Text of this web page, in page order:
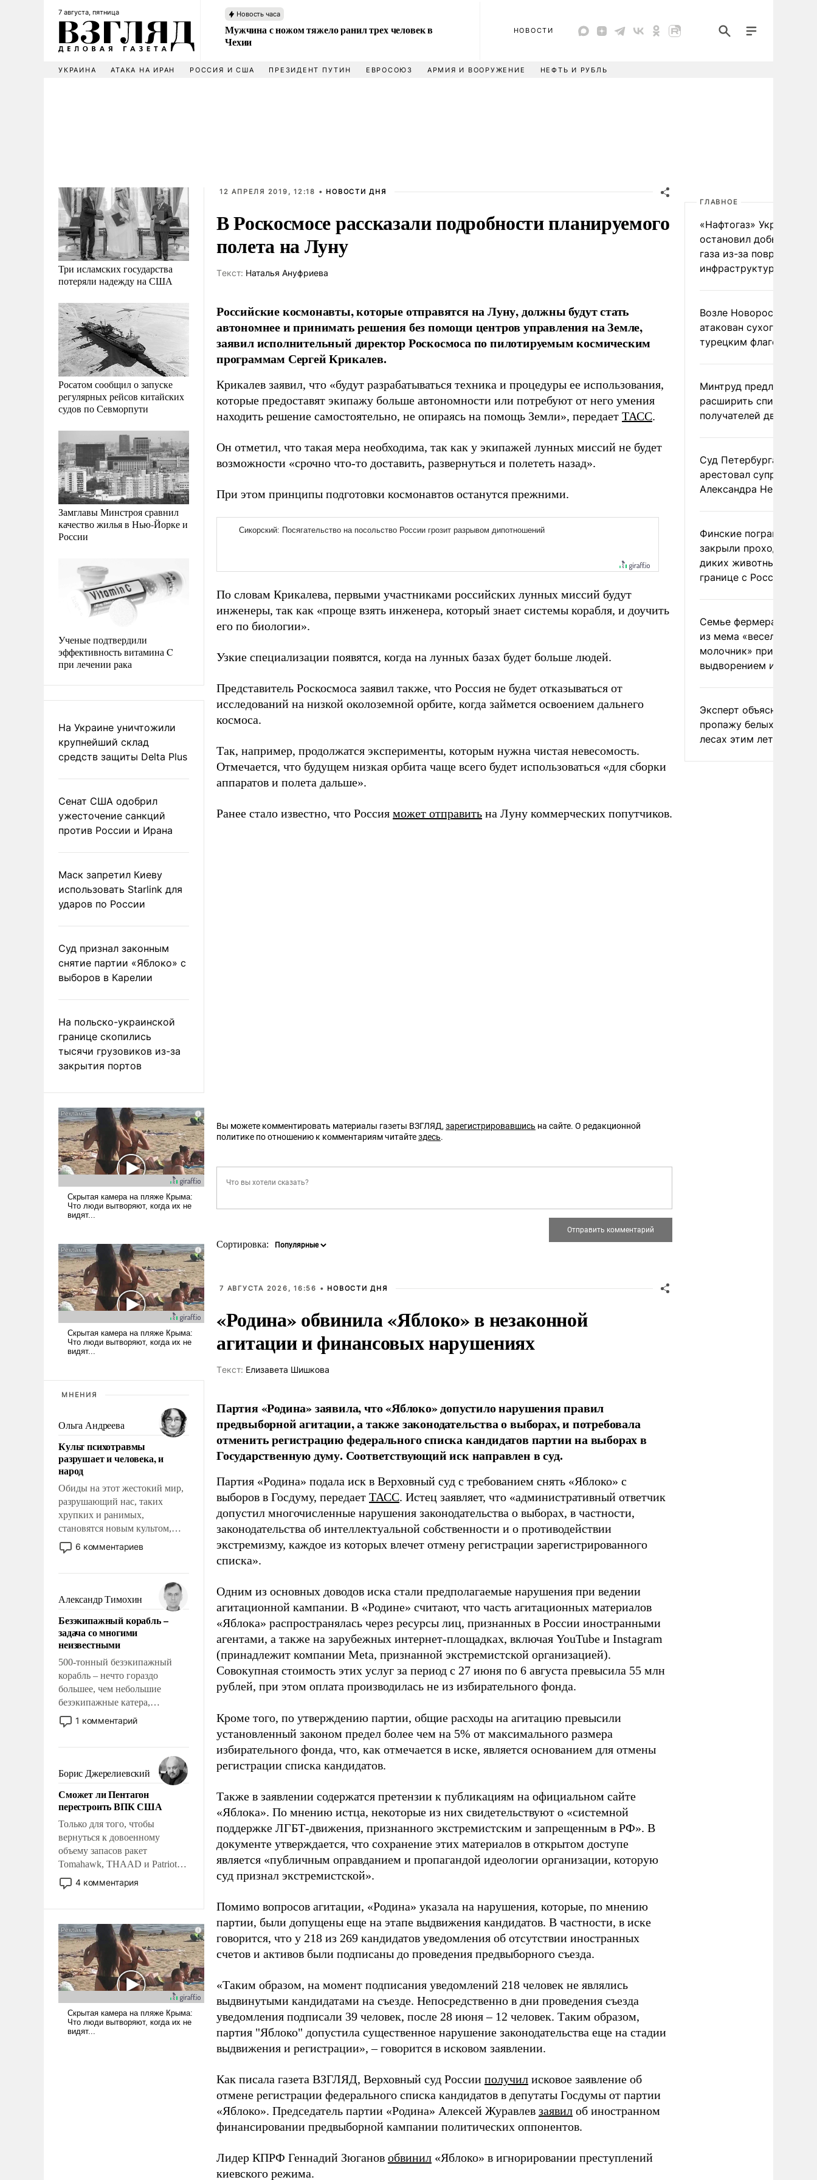
7 августа, пятница Новость часа
Мужчина с ножом тяжело ранил трех человек в
Чехии
НОВОСТИ
УКРАИНА АТАКА НА ИРАН РОССИЯ И США ПРЕЗИДЕНТ ПУТИН ЕВРОСОЮЗ АРМИЯ И ВООРУЖЕНИЕ НЕФТЬ И РУБЛЬ
Три исламских государства
потеряли надежду на США
Росатом сообщил о запуске
регулярных рейсов китайских
судов по Севморпути
Замглавы Минстроя сравнил
качество жилья в Нью-Йорке и
России
Ученые подтвердили
эффективность витамина C
при лечении рака
На Украине уничтожили
крупнейший склад
средств защиты Delta Plus
Сенат США одобрил
ужесточение санкций
против России и Ирана
Маск запретил Киеву
использовать Starlink для
ударов по России
Суд признал законным
снятие партии «Яблоко» с
выборов в Карелии
На польско-украинской
границе скопились
тысячи грузовиков из-за
закрытия портов
МНЕНИЯ
Ольга Андреева
Культ психотравмы
разрушает и человека, и
народ
Обиды на этот жестокий мир,
разрушающий нас, таких
хрупких и ранимых,
становятся новым культом,
постепенно вытесняя и
отменяя традиционное
мужественным и твердым под
ударами судьбы, брать на себя
ответственность, помогать
слабым, идти вперед и
адаптироваться.
6 комментариев
Александр Тимохин
Безэкипажный корабль –
задача со многими
неизвестными
500-тонный безэкипажный
корабль – нечто гораздо
большее, чем небольшие
безэкипажные катера,
применение которых уже
стало обыденностью. Задача по
сложна и амбициозна. Однако
и ее реализация радикально
поднимет наши боевые
возможности.
1 комментарий
Борис Джерелиевский
Сможет ли Пентагон
перестроить ВПК США
Только для того, чтобы
вернуться к довоенному
объему запасов ракет
Tomahawk, THAAD и Patriot
США потребуется более трех
лет. Даже небольшая война с
Сложившаяся ситуация
означает многолетний период
уязвимости США, например,
перед Китаем.
4 комментария
12 АПРЕЛЯ 2019, 12:18 • НОВОСТИ ДНЯ
В Роскосмосе рассказали подробности планируемого
полета на Луну
Tекст: Наталья Ануфриева
Российские космонавты, которые отправятся на Луну, должны будут стать
автономнее и принимать решения без помощи центров управления на Земле,
заявил исполнительный директор Роскосмоса по пилотируемым космическим
программам Сергей Крикалев.
Крикалев заявил, что «будут разрабатываться техника и процедуры ее использования,
которые предоставят экипажу больше автономности или потребуют от него умения
находить решение самостоятельно, не опираясь на помощь Земли», передает ТАСС.
Он отметил, что такая мера необходима, так как у экипажей лунных миссий не будет
возможности «срочно что-то доставить, развернуться и полететь назад».
При этом принципы подготовки космонавтов останутся прежними.
По словам Крикалева, первыми участниками российских лунных миссий будут
инженеры, так как «проще взять инженера, который знает системы корабля, и доучить
его по биологии».
Узкие специализации появятся, когда на лунных базах будет больше людей.
Представитель Роскосмоса заявил также, что Россия не будет отказываться от
исследований на низкой околоземной орбите, когда займется освоением дальнего
космоса.
Так, например, продолжатся эксперименты, которым нужна чистая невесомость.
Отмечается, что будущем низкая орбита чаще всего будет использоваться «для сборки
аппаратов и полета дальше».
Ранее стало известно, что Россия может отправить на Луну коммерческих попутчиков.
Вы можете комментировать материалы газеты ВЗГЛЯД, зарегистрировавшись на сайте. О редакционной
политике по отношению к комментариям читайтездесь.
Сортировка:
7 АВГУСТА 2026, 16:56 • НОВОСТИ ДНЯ
«Родина» обвинила «Яблоко» в незаконной
агитации и финансовых нарушениях
Tекст: Елизавета Шишкова
Партия «Родина» заявила, что «Яблоко» допустило нарушения правил
предвыборной агитации, а также законодательства о выборах, и потребовала
отменить регистрацию федерального списка кандидатов партии на выборах в
Государственную думу. Соответствующий иск направлен в суд.
Партия «Родина» подала иск в Верховный суд с требованием снять «Яблоко» с
выборов в Госдуму, передает ТАСС. Истец заявляет, что «административный ответчик
допустил многочисленные нарушения законодательства о выборах, в частности,
законодательства об интеллектуальной собственности и о противодействии
экстремизму, каждое из которых влечет отмену регистрации зарегистрированного
списка».
Одним из основных доводов иска стали предполагаемые нарушения при ведении
агитационной кампании. В «Родине» считают, что часть агитационных материалов
«Яблока» распространялась через ресурсы лиц, признанных в России иностранными
агентами, а также на зарубежных интернет-площадках, включая YouTube и Instagram
(принадлежит компании Meta, признанной экстремистской организацией).
Совокупная стоимость этих услуг за период с 27 июня по 6 августа превысила 55 млн
рублей, при этом оплата производилась не из избирательного фонда.
Кроме того, по утверждению партии, общие расходы на агитацию превысили
установленный законом предел более чем на 5% от максимального размера
избирательного фонда, что, как отмечается в иске, является основанием для отмены
регистрации списка кандидатов.
Также в заявлении содержатся претензии к публикациям на официальном сайте
«Яблока». По мнению истца, некоторые из них свидетельствуют о «системной
поддержке ЛГБТ-движения, признанного экстремистским и запрещенным в РФ». В
документе утверждается, что сохранение этих материалов в открытом доступе
является «публичным оправданием и пропагандой идеологии организации, которую
суд признал экстремистской».
Помимо вопросов агитации, «Родина» указала на нарушения, которые, по мнению
партии, были допущены еще на этапе выдвижения кандидатов. В частности, в иске
говорится, что у 218 из 269 кандидатов уведомления об отсутствии иностранных
счетов и активов были подписаны до проведения предвыборного съезда.
«Таким образом, на момент подписания уведомлений 218 человек не являлись
выдвинутыми кандидатами на съезде. Непосредственно в дни проведения съезда
уведомления подписали 39 человек, после 28 июня – 12 человек. Таким образом,
партия "Яблоко" допустила существенное нарушение законодательства еще на стадии
выдвижения и регистрации», – говорится в исковом заявлении.
Как писала газета ВЗГЛЯД, Верховный суд России получил исковое заявление об
отмене регистрации федерального списка кандидатов в депутаты Госдумы от партии
«Яблоко». Председатель партии «Родина» Алексей Журавлев заявил об иностранном
финансировании предвыборной кампании политических оппонентов.
Лидер КПРФ Геннадий Зюганов обвинил «Яблоко» в игнорировании преступлений
киевского режима.
ГЛАВНОЕ
«Нафтогаз» Украины
остановил добычу
газа из-за повреждения
инфраструктуры
Возле Новороссийска
атакован сухогруз под
турецким флагом
Минтруд предложил
расширить список
получателей двух
Суд Петербурга заочно
арестовал супругу
Александра Невзорова
Финские пограничники
закрыли проходы для
диких животных на
границе с Россией
Семье фермера
из мема «веселый
молочник» пригрозили
выдворением из
Эксперт объяснил
пропажу белых грибов
лесах этим летом